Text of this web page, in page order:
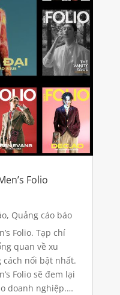
Folio
, Quảng cáo báo
Folio. Tạp chí
quan về xu
nổi bật nhất.
Folio sẽ đem lại
doanh nghiệp.